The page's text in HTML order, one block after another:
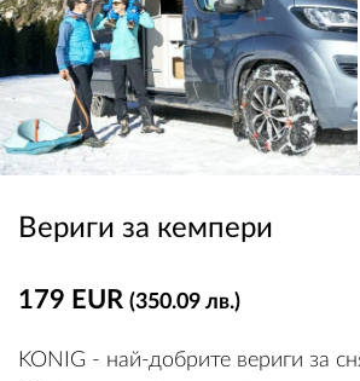
Вериги за кемпери
179 EUR (350.09 лв.)
KONIG - най-добрите вериги за